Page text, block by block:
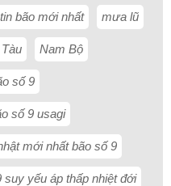
tin bão mới nhất mưa lũ
Nam Bộ
số 9
số 9 usagi
mới nhất bão số 9
suy yếu áp thấp nhiệt đới